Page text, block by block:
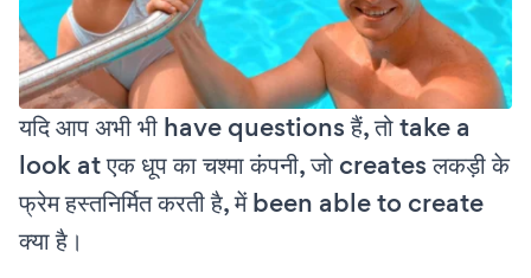
यदि आप अभी भी have questions हैं, तो take a
look at एक धूप का चश्मा कंपनी, जो creates लकड़ी के
फ्रेम हस्तनिर्मित करती है, में been able to create
क्या है।